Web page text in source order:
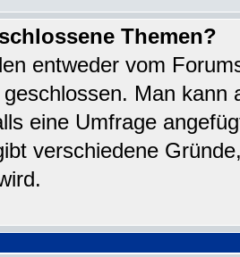
Themen?
entweder vom
Man kann
eine Umfrage
verschiedene